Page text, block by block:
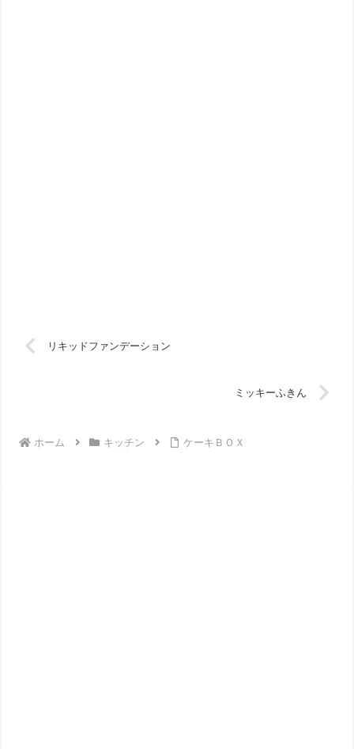
リキッドファンデーション
ミッキーふきん
ホーム キッチン ケーキＢＯＸ